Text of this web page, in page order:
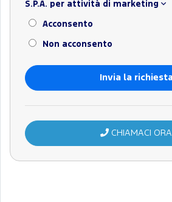
S.P.A. per attività di marketing
Acconsento
Non acconsento
CHIAMACI ORA